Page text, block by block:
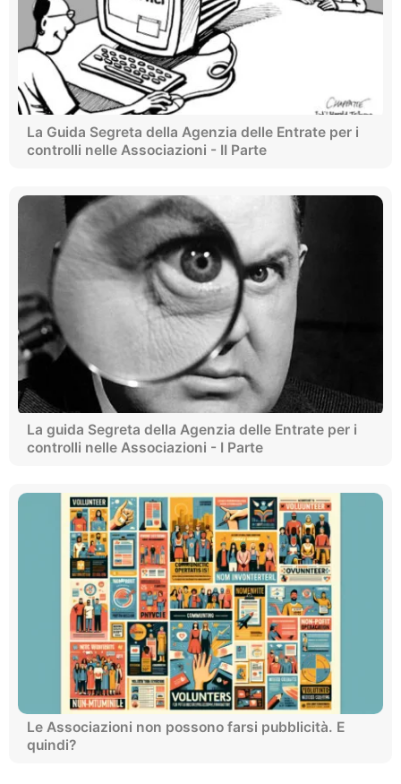
La Guida Segreta della Agenzia delle Entrate per i
controlli nelle Associazioni - II Parte
La guida Segreta della Agenzia delle Entrate per i
controlli nelle Associazioni - I Parte
Le Associazioni non possono farsi pubblicità. E
quindi?